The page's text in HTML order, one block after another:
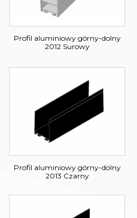
Profil aluminiowy górny-dolny
2012 Surowy
Profil aluminiowy górny-dolny
2013 Czarny